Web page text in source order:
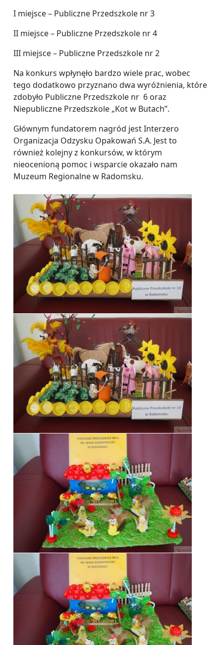
I miejsce – Publiczne Przedszkole nr 3
II miejsce – Publiczne Przedszkole nr 4
III miejsce – Publiczne Przedszkole nr 2
Na konkurs wpłynęło bardzo wiele prac, wobec
tego dodatkowo przyznano dwa wyróżnienia, które
zdobyło Publiczne Przedszkole nr 6 oraz
Niepubliczne Przedszkole „Kot w Butach”.
Głównym fundatorem nagród jest Interzero
Organizacja Odzysku Opakowań S.A. Jest to
również kolejny z konkursów, w którym
nieocenioną pomoc i wsparcie okazało nam
Muzeum Regionalne w Radomsku.